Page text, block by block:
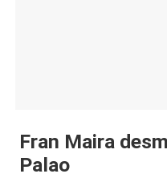
Fran Maira
Palao